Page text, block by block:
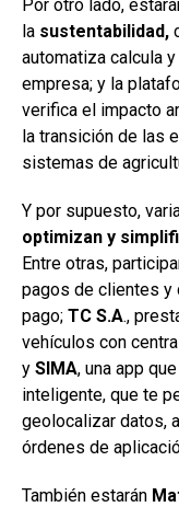
Por otro lado,
la sustentabilidad,
automatiza calcula
empresa; y la
verifica el impacto
la transición de las
sistemas de
Y por supuesto,
optimizan y
Entre otras,
pagos de clientes y
pago; TC S.A.,
vehículos con
y SIMA, una app
inteligente, que te
geolocalizar datos,
órdenes de
También estarán